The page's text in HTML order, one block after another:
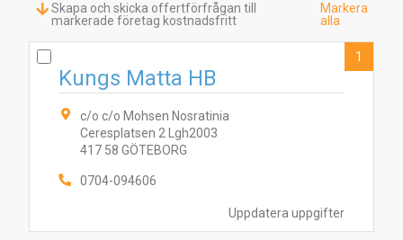
Skapa och skicka offertförfrågan till
markerade företag kostnadsfritt
Markera
alla
Uppdatera uppgifter
Kungs Matta HB
c/o c/o Mohsen Nosratinia
Ceresplatsen 2 Lgh2003
417 58 GÖTEBORG
0704-094606
1